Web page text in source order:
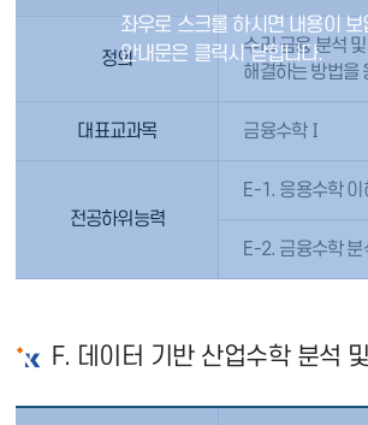
정의
수리 금융 분석
해결하는 방법을
대표교과목 금융수학Ⅰ
전공하위능력
E-1. 응용수학 이
E-2. 금융수학 분
F. 데이터 기반 산업수학 분석